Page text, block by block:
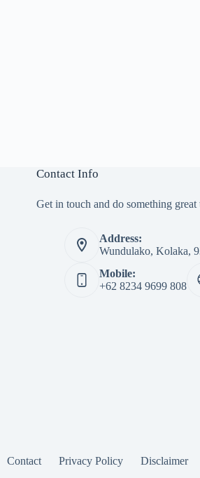
Contact Info
Get in touch and do something great
Address:
Wundulako, Kolaka,
Mobile:
+62 8234 9699 808
Contact Privacy Policy Disclaimer